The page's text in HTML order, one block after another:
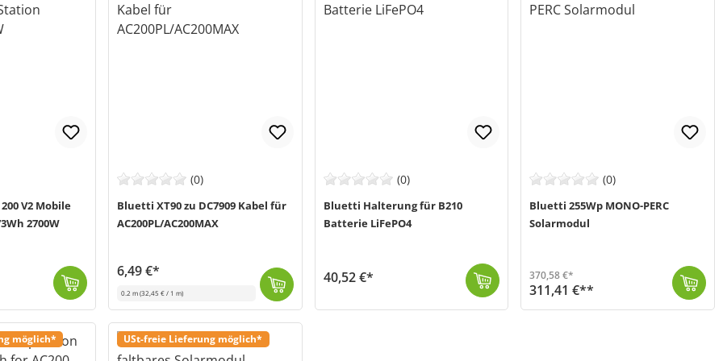
V2 Mobile
2700W
(0)
Bluetti XT90 zu DC7909 Kabel für
AC200PL/AC200MAX
6,49 €*
0.2 m(32,45 € / 1 m)
(0)
Bluetti Halterung für B210
Batterie LiFePO4
40,52 €*
(0)
Bluetti 255Wp MONO-PERC
Solarmodul
370,58 €*
311,41 €**
möglich* USt-freie Lieferung möglich*